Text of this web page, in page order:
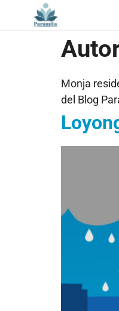
Monja
del Blog